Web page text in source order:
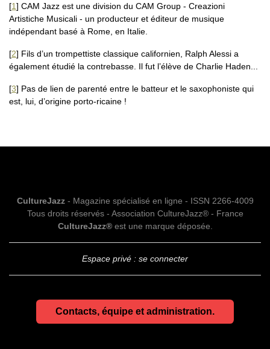
[1] CAM Jazz est une division du CAM Group - Creazioni
Artistiche Musicali - un producteur et éditeur de musique
indépendant basé à Rome, en Italie.
[2] Fils d’un trompettiste classique californien, Ralph Alessi a
également étudié la contrebasse. Il fut l’élève de Charlie Haden...
[3] Pas de lien de parenté entre le batteur et le saxophoniste qui
est, lui, d’origine porto-ricaine !
CultureJazz- Magazine spécialisé en ligne - ISSN 2266-4009
Tous droits réservés - Association CultureJazz® - France
CultureJazz®est une marque déposée.
Espace privé : se connecter
Contacts, équipe et administration.